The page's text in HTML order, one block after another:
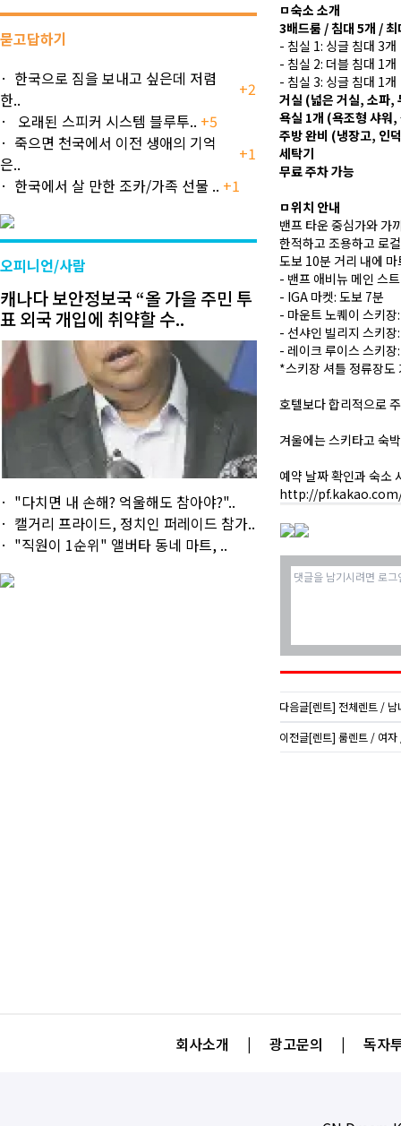
묻고답하기
한국으로 짐을 보내고 싶은데 저렴
한..
+2
오래된 스피커 시스템 블루투.. +5
죽으면 천국에서 이전 생애의 기억
은..
+1
한국에서 살 만한 조카/가족 선물 .. +1
오피니언/사람
캐나다 보안정보국 “올 가을 주민 투
표 외국 개입에 취약할 수..
"다치면 내 손해? 억울해도 참아야?"..
캘거리 프라이드, 정치인 퍼레이드 참가..
"직원이 1순위" 앨버타 동네 마트, ..
ㅁ숙소 소개
3배드룸 / 침대 5개 /
- 침실 1: 싱글 침대 3개
- 침실 2: 더블 침대 1개
- 침실 3: 싱글 침대 1개
거실 (넓은 거실, 소파
욕실 1개 (욕조형 샤워
주방 완비 (냉장고, 인
세탁기
무료 주차 가능
ㅁ위치 안내
밴프 타운 중심가와 가
한적하고 조용하고 로
도보 10분 거리 내에
- 밴프 애비뉴 메인 스
- IGA 마켓: 도보 7분
- 마운트 노퀘이 스키
- 선샤인 빌리지 스키
- 레이크 루이스 스키
*스키장 셔틀 정류장도
호텔보다 합리적으로
겨울에는 스키타고 숙
예약 날짜 확인과 숙소
http://
다음글[렌트] 전체렌트 /
이전글[렌트] 룸렌트 / 여
회사소개 | 광고문의 | 독자